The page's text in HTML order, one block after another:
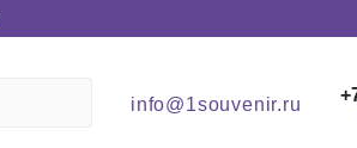
info@1souvenir.ru